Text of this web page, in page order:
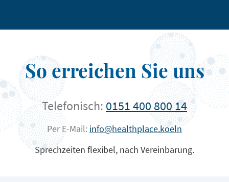
So erreichen Sie uns
Telefonisch: 0151 400 800 14
Per E-Mail: info@healthplace.koeln
Sprechzeiten flexibel, nach Vereinbarung.